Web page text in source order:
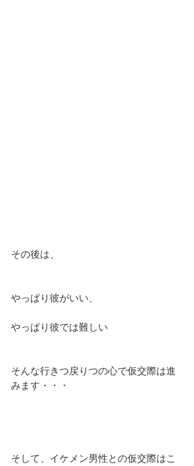
その後は、
やっぱり彼がいい、
やっぱり彼では難しい
そんな行きつ戻りつの心で仮交際は進
みます・・・
そして、イケメン男性との仮交際はこ